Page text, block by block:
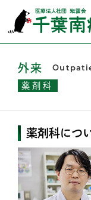
外来
薬剤科
薬剤科につ